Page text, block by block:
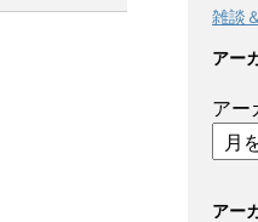
雑談
アー
アー
アー